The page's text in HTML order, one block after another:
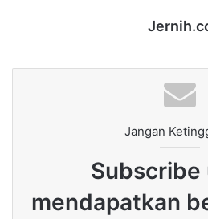
Jangan
Subscribe
mendapatkan